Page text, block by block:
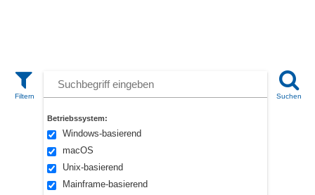
Betriebssystem:
Windows-basierend
macOS
Unix-basierend
Mainframe-basierend